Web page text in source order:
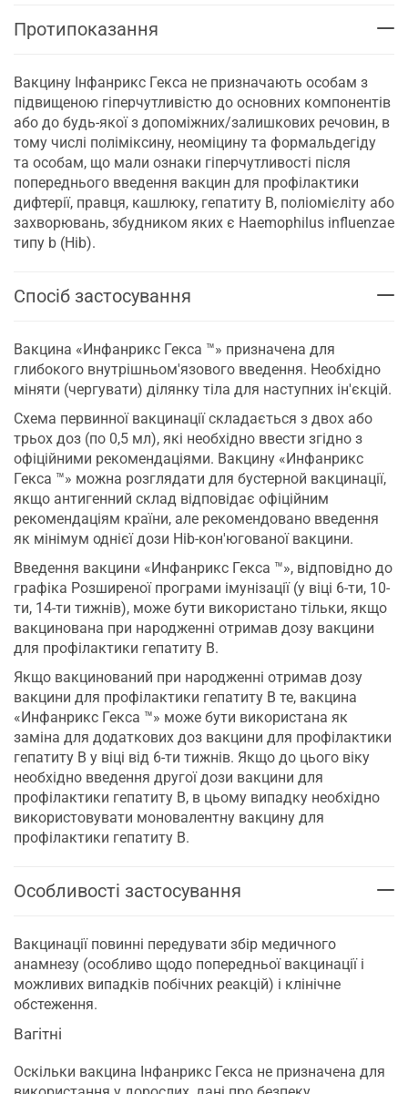
Протипоказання
Вакцину Інфанрикс Гекса не призначають особам з
підвищеною гіперчутливістю до основних компонентів
або до будь-якої з допоміжних/залишкових речовин, в
тому числі поліміксину, неоміцину та формальдегіду
та особам, що мали ознаки гіперчутливості після
попереднього введення вакцин для профілактики
дифтерії, правця, кашлюку, гепатиту В, поліомієліту або
захворювань, збудником яких є Haemophilus influenzae
типу b (Hib).
Спосіб застосування
Вакцина «Инфанрикс Гекса ™» призначена для
глибокого внутрішньом'язового введення. Необхідно
міняти (чергувати) ділянку тіла для наступних ін'єкцій.
Схема первинної вакцинації складається з двох або
трьох доз (по 0,5 мл), які необхідно ввести згідно з
офіційними рекомендаціями. Вакцину «Инфанрикс
Гекса ™» можна розглядати для бустерной вакцинації,
якщо антигенний склад відповідає офіційним
рекомендаціям країни, але рекомендовано введення
як мінімум однієї дози Hib-кон'югованої вакцини.
Введення вакцини «Инфанрикс Гекса ™», відповідно до
графіка Розширеної програми імунізації (у віці 6-ти, 10-
ти, 14-ти тижнів), може бути використано тільки, якщо
вакцинована при народженні отримав дозу вакцини
для профілактики гепатиту В.
Якщо вакцинований при народженні отримав дозу
вакцини для профілактики гепатиту В те, вакцина
«Инфанрикс Гекса ™» може бути використана як
заміна для додаткових доз вакцини для профілактики
гепатиту В у віці від 6-ти тижнів. Якщо до цього віку
необхідно введення другої дози вакцини для
профілактики гепатиту В, в цьому випадку необхідно
використовувати моновалентну вакцину для
профілактики гепатиту В.
Особливості застосування
Вакцинації повинні передувати збір медичного
анамнезу (особливо щодо попередньої вакцинації і
можливих випадків побічних реакцій) і клінічне
обстеження.
Вагітні
Оскільки вакцина Інфанрикс Гекса не призначена для